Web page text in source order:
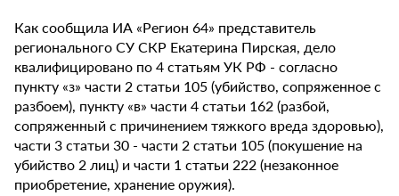
Как сообщила ИА «Регион 64» представитель
регионального СУ СКР Екатерина Пирская, дело
квалифицировано по 4 статьям УК РФ - согласно
пункту «з» части 2 статьи 105 (убийство, сопряженное с
разбоем), пункту «в» части 4 статьи 162 (разбой,
сопряженный с причинением тяжкого вреда здоровью),
части 3 статьи 30 - части 2 статьи 105 (покушение на
убийство 2 лиц) и части 1 статьи 222 (незаконное
приобретение, хранение оружия).